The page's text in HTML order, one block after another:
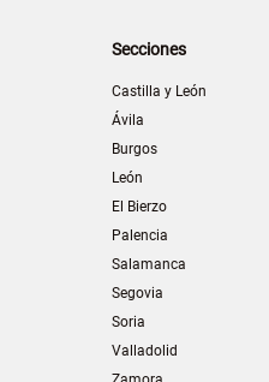
Secciones
Castilla y León
Ávila
Burgos
León
El Bierzo
Palencia
Salamanca
Segovia
Soria
Valladolid